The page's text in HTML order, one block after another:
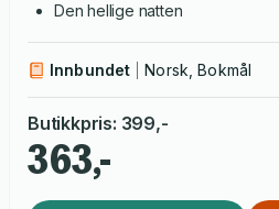
Den hellige natten
Innbundet Norsk, Bokmål
Butikkpris: 399,-
363,-